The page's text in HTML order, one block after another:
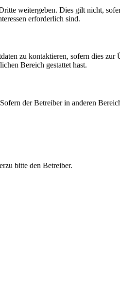
weitergeben. Dies gilt nicht,
erforderlich sind.
zu kontaktieren, sofern dies
Bereich gestattet hast.
der Betreiber in anderen
bitte den Betreiber.